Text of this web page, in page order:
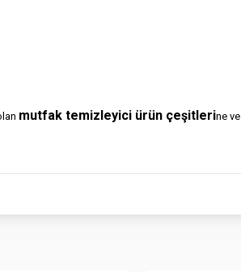
mutfak temizleyici ürün çeşitlerine ve